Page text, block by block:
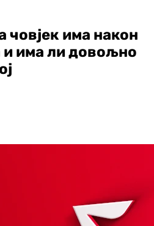
човјек има након
и има ли довољно